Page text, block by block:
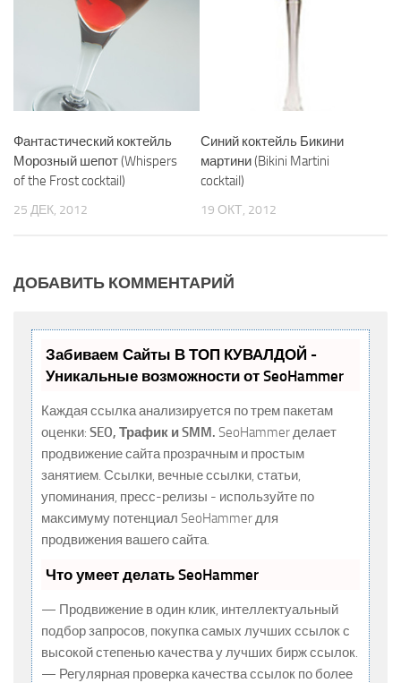
Фантастический коктейль
Морозный шепот (Whispers
of the Frost cocktail)
25 ДЕК, 2012
Синий коктейль Бикини
мартини (Bikini Martini
cocktail)
19 ОКТ, 2012
ДОБАВИТЬ КОММЕНТАРИЙ
Забиваем Сайты В ТОП КУВАЛДОЙ -
Уникальные возможности от SeoHammer
Каждая ссылка анализируется по трем пакетам
оценки: SEO, Трафик и SMM. SeoHammer делает
продвижение сайта прозрачным и простым
занятием. Ссылки, вечные ссылки, статьи,
упоминания, пресс-релизы - используйте по
максимуму потенциал SeoHammer для
продвижения вашего сайта.
Что умеет делать SeoHammer
— Продвижение в один клик, интеллектуальный
подбор запросов, покупка самых лучших ссылок с
высокой степенью качества у лучших бирж ссылок.
— Регулярная проверка качества ссылок по более